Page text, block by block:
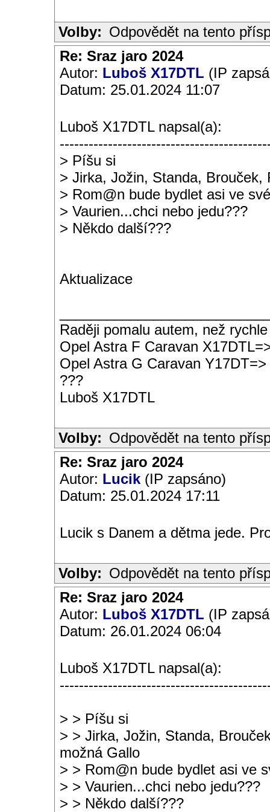
Volby: Odpovědět na tento
Re: Sraz jaro 2024
Autor: Luboš X17DTL (IP
Datum: 25.01.2024 11:07
Luboš X17DTL napsal(a):
> Píšu si
> Jirka, Jožin, Standa, Brouček,
> Rom@n bude bydlet asi ve
> Vaurien...chci nebo jedu???
> Někdo další???
Aktualizace
Raději pomalu autem, než
Opel Astra F Caravan
Opel Astra G Caravan Y17DT=>
???
Luboš X17DTL
Volby: Odpovědět na tento
Re: Sraz jaro 2024
Autor: Lucik (IP zapsáno)
Datum: 25.01.2024 17:11
Lucik s Danem a dětma jede.
Volby: Odpovědět na tento
Re: Sraz jaro 2024
Autor: Luboš X17DTL (IP
Datum: 26.01.2024 06:04
Luboš X17DTL napsal(a):
> > Píšu si
> > Jirka, Jožin, Standa,
možná Gallo
> > Rom@n bude bydlet asi ve
> > Vaurien...chci nebo jedu???
> > Někdo další???